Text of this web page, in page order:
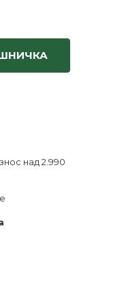
над 2.990